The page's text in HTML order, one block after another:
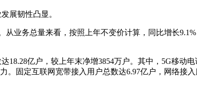
展韧性凸显。
业务总量来看，按照上年不变价计算，同比增长
亿户，较上年末净增3854万户。其中，5G移动电
固定互联网宽带接入用户总数达6.97亿户，网络接